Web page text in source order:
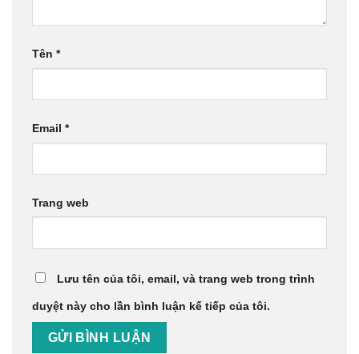
Tên *
Email *
Trang web
Lưu tên của tôi, email, và trang web trong trình
duyệt này cho lần bình luận kế tiếp của tôi.